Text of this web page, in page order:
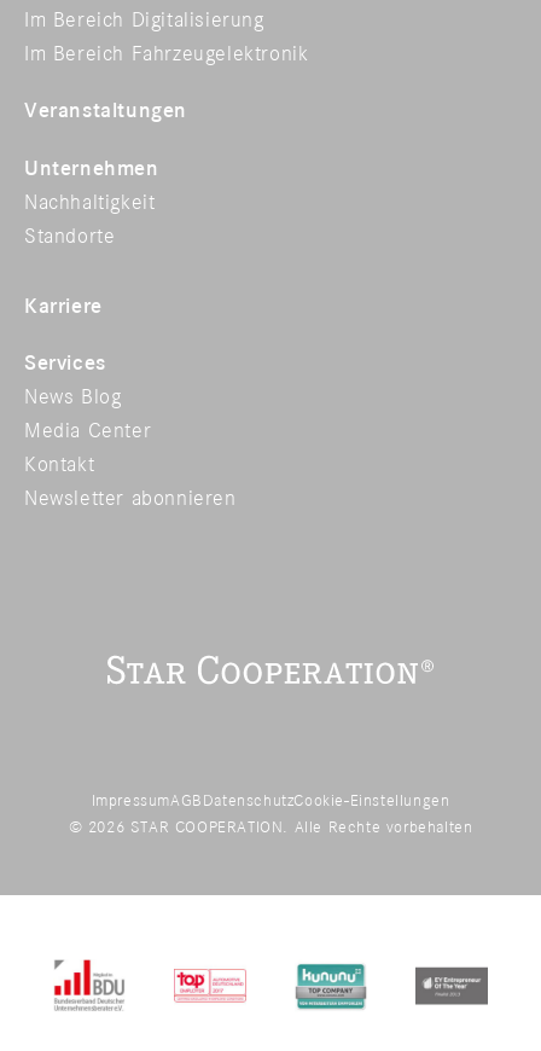
Im Bereich Digitalisierung
Im Bereich Fahrzeugelektronik
Veranstaltungen
Unternehmen
Nachhaltigkeit
Standorte
Karriere
Services
News Blog
Media Center
Kontakt
Newsletter abonnieren
ImpressumAGB DatenschutzCookie-Einstellungen
© 2026 STAR COOPERATION. Alle Rechte vorbehalten